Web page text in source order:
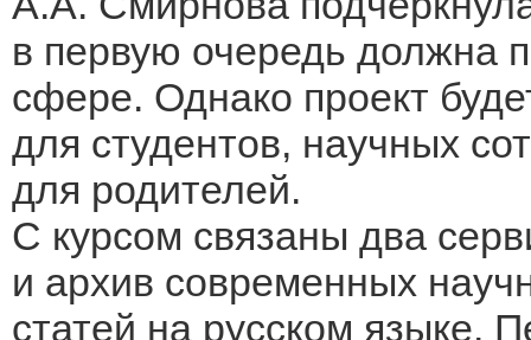
в первую очередь должна
сфере. Однако проект
для студентов, научных
для родителей.
С курсом связаны два
и архив современных
статей на русском языке.